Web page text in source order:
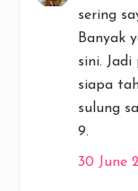
sering
Banyak
sini. Jadi
siapa
sulung
9.
30 June